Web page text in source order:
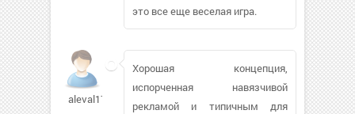
это все еще веселая игра.
aleval17042
Хорошая концепция,
испорченная навязчивой
рекламой и типичным для